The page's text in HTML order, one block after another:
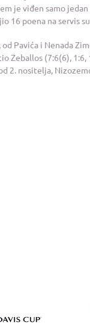
je viđen samo
16 poena na servis
Pavića i Nenada
Zeballos (7:6(6), 1:6,
2. nositelja,